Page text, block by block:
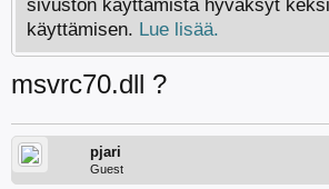
sivuston käyttämistä hyväksyt
käyttämisen. Lue lisää.
msvrc70.dll ?
pjari
Guest